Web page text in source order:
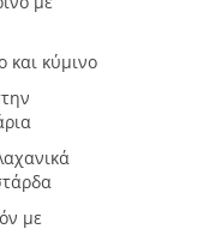
και κύμινο
με